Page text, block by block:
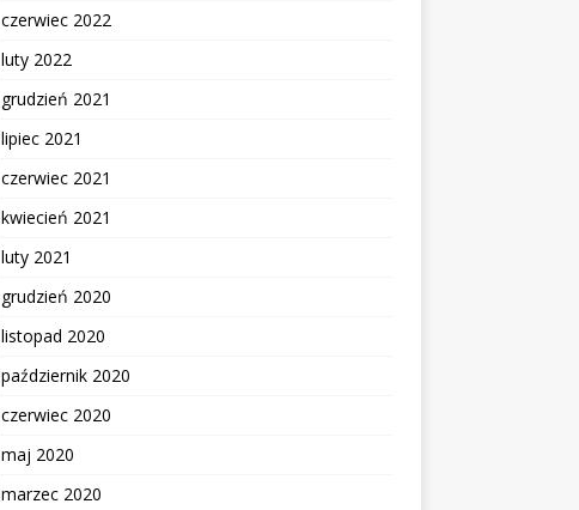
czerwiec 2022
luty 2022
grudzień 2021
lipiec 2021
czerwiec 2021
kwiecień 2021
luty 2021
grudzień 2020
listopad 2020
październik 2020
czerwiec 2020
maj 2020
marzec 2020